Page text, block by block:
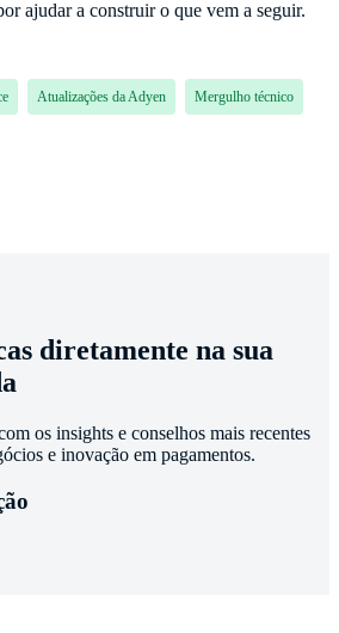
ajudar a construir o que vem a seguir.
Atualizações da Adyen Mergulho técnico
diretamente na sua
os insights e conselhos mais recentes
e inovação em pagamentos.